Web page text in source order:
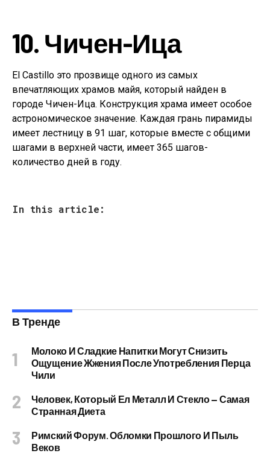
10. Чичен-Ица
El Castillo это прозвище одного из самых
впечатляющих храмов майя, который найден в
городе Чичен-Ица. Конструкция храма имеет особое
астрономическое значение. Каждая грань пирамиды
имеет лестницу в 91 шаг, которые вместе с общими
шагами в верхней части, имеет 365 шагов-
количество дней в году.
In this article:
В Тренде
Молоко И Сладкие Напитки Могут Снизить
Ощущение Жжения После Употребления Перца
Чили
Человек, Который Ел Металл И Стекло — Самая
Странная Диета
Римский Форум. Обломки Прошлого И Пыль
Веков